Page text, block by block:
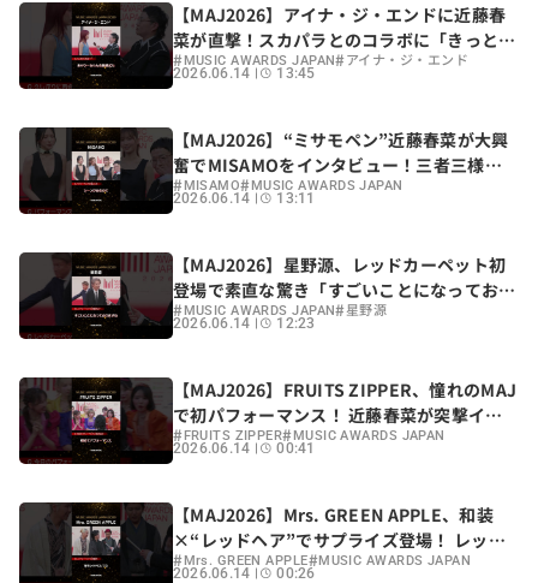
【MAJ2026】アイナ・ジ・エンドに近藤春
菜が直撃！スカパラとのコラボに「きっと素
敵な化学反応が起きるライブに」
#MUSIC AWARDS JAPAN#アイナ・ジ・エンド
2026.06.14 13:45
【MAJ2026】“ミサモペン”近藤春菜が大興
奮でMISAMOをインタビュー！三者三様の
ブラックでレッドカーペットに
#MISAMO#MUSIC AWARDS JAPAN
2026.06.14 13:11
【MAJ2026】星野源、レッドカーペット初
登場で素直な驚き「すごいことになっており
ます」
#MUSIC AWARDS JAPAN#星野源
2026.06.14 12:23
【MAJ2026】FRUITS ZIPPER、憧れのMAJ
で初パフォーマンス！ 近藤春菜が突撃イン
タビュー
#FRUITS ZIPPER#MUSIC AWARDS JAPAN
2026.06.14 00:41
【MAJ2026】Mrs. GREEN APPLE、和装
×“レッドヘア”でサプライズ登場！ レッド
カーペットに「髪も合わせてきた」遊び心
#Mrs. GREEN APPLE#MUSIC AWARDS JAPAN
2026.06.14 00:26